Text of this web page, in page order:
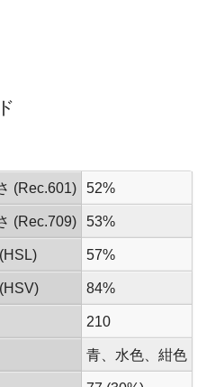
(Rec.601) 52%
(Rec.709) 53%
57%
84%
210
青、水色、紺色